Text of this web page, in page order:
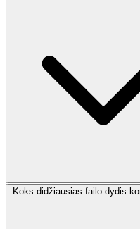
Koks didžiausias failo dydis